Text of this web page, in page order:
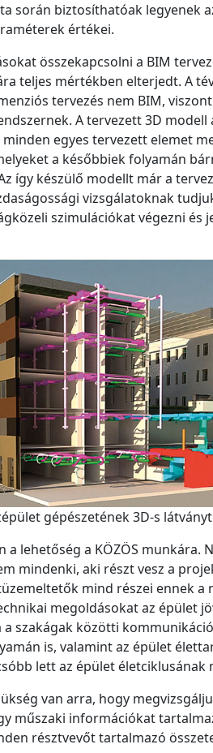
során biztosíthatóak legyenek
értékei.
összekapcsolni a BIM
teljes mértékben elterjedt. A
tervezés nem BIM,
A tervezett 3D
egyes tervezett elemet
a későbbiek folyamán
így készülő modellt már a
vizsgálatoknak
szimulációkat végezni és
gépészetének 3D-s
lehetőség a KÖZÖS munkára.
mindenki, aki részt vesz a
mind részei ennek a
megoldásokat az épület
szakágak közötti
is, valamint az épület
lett az épület életciklusának
van arra, hogy
műszaki információkat
résztvevőt tartalmazó